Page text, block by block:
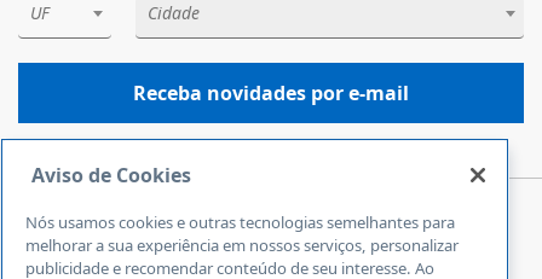
Central de Atendimento
0800 570 0800
UF Cidade
Receba novidades por e-mail
Aviso de Cookies
Nós usamos cookies e outras tecnologias semelhantes para
melhorar a sua experiência em nossos serviços, personalizar
publicidade e recomendar conteúdo de seu interesse. Ao